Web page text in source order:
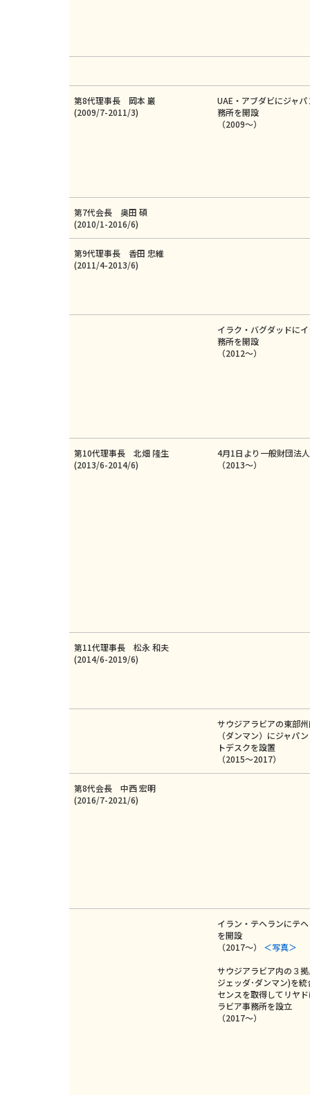
第8代理事長 岡本 巖
(2009/7-2011/3)
UAE・アブダビにジャ
務所を開設
（2009～）
第7代会長 奥田 碩
(2010/1-2016/6)
第9代理事長 香田 忠維
(2011/4-2013/6)
イラク・バグダッドに
務所を開設
（2012～）
第10代理事長 北畑 隆生
(2013/6-2014/6)
4月1日より一般財団法
（2013～）
第11代理事長 松永 和夫
(2014/6-2019/6)
サウジアラビアの東部
（ダンマン）にジャパ
トデスクを設置
（2015～2017）
第8代会長 中西 宏明
(2016/7-2021/6)
イラン・テヘランにテ
を開設
（2017～） ＜写真＞
サウジアラビア内の３
ジェッダ･ダンマン)を
センスを取得してリヤ
ラビア事務所を設立
（2017～）